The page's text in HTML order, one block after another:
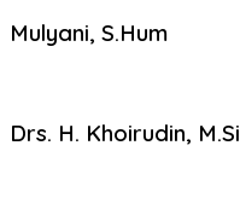
Mulyani, S.Hum
Drs. H. Khoirudin, M.Si